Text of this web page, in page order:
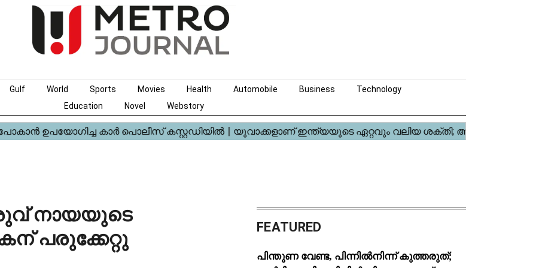
Gulf World Sports Movies Health Automobile Business
Technology
Education
Novel Webstory
നായയുടെ
പരുക്കേറ്റു
FEATURED
പിന്തുണ വേണ്ട, പിന്നിൽനിന്ന് കുത്തരുത്;